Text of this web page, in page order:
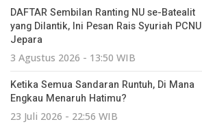
DAFTAR Sembilan Ranting NU se-Batealit
yang Dilantik, Ini Pesan Rais Syuriah PCNU
Jepara
3 Agustus 2026 - 13:50 WIB
Ketika Semua Sandaran Runtuh, Di Mana
Engkau Menaruh Hatimu?
23 Juli 2026 - 22:56 WIB